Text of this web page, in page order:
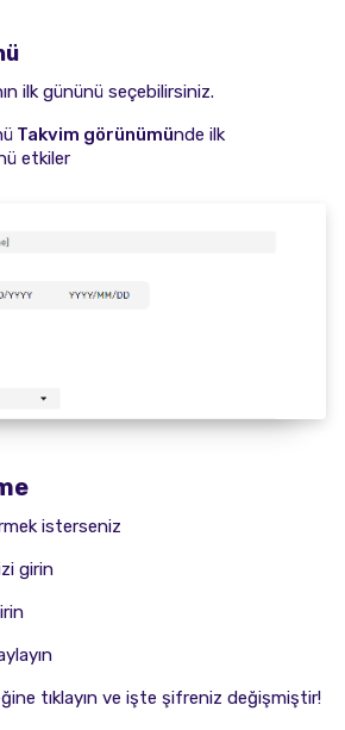
ilk gününü seçebilirsiniz.
Takvim görünümünde ilk
etkiler
isterseniz
girin
tıklayın ve işte şifreniz değişmiştir!